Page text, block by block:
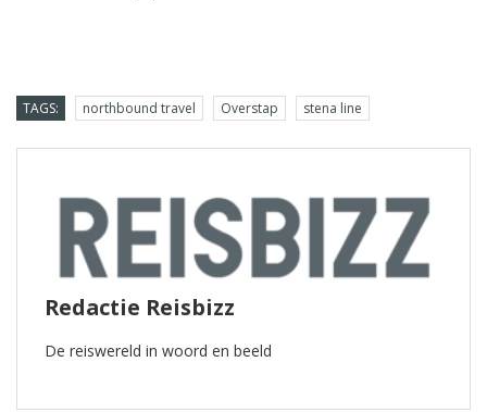
TAGS: northbound travel Overstap stena line
Redactie Reisbizz
De reiswereld in woord en beeld